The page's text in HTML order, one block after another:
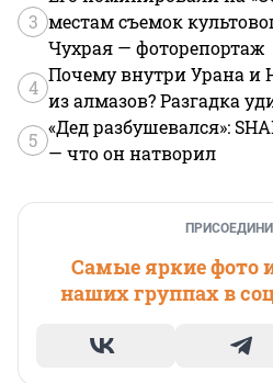
3 местам съемок
Чухрая — фоторепортаж
4
Почему внутри Урана и
из алмазов? Разгадка
5
«Дед разбушевался»:
— что он натворил
Самые яркие фото
наших группах в